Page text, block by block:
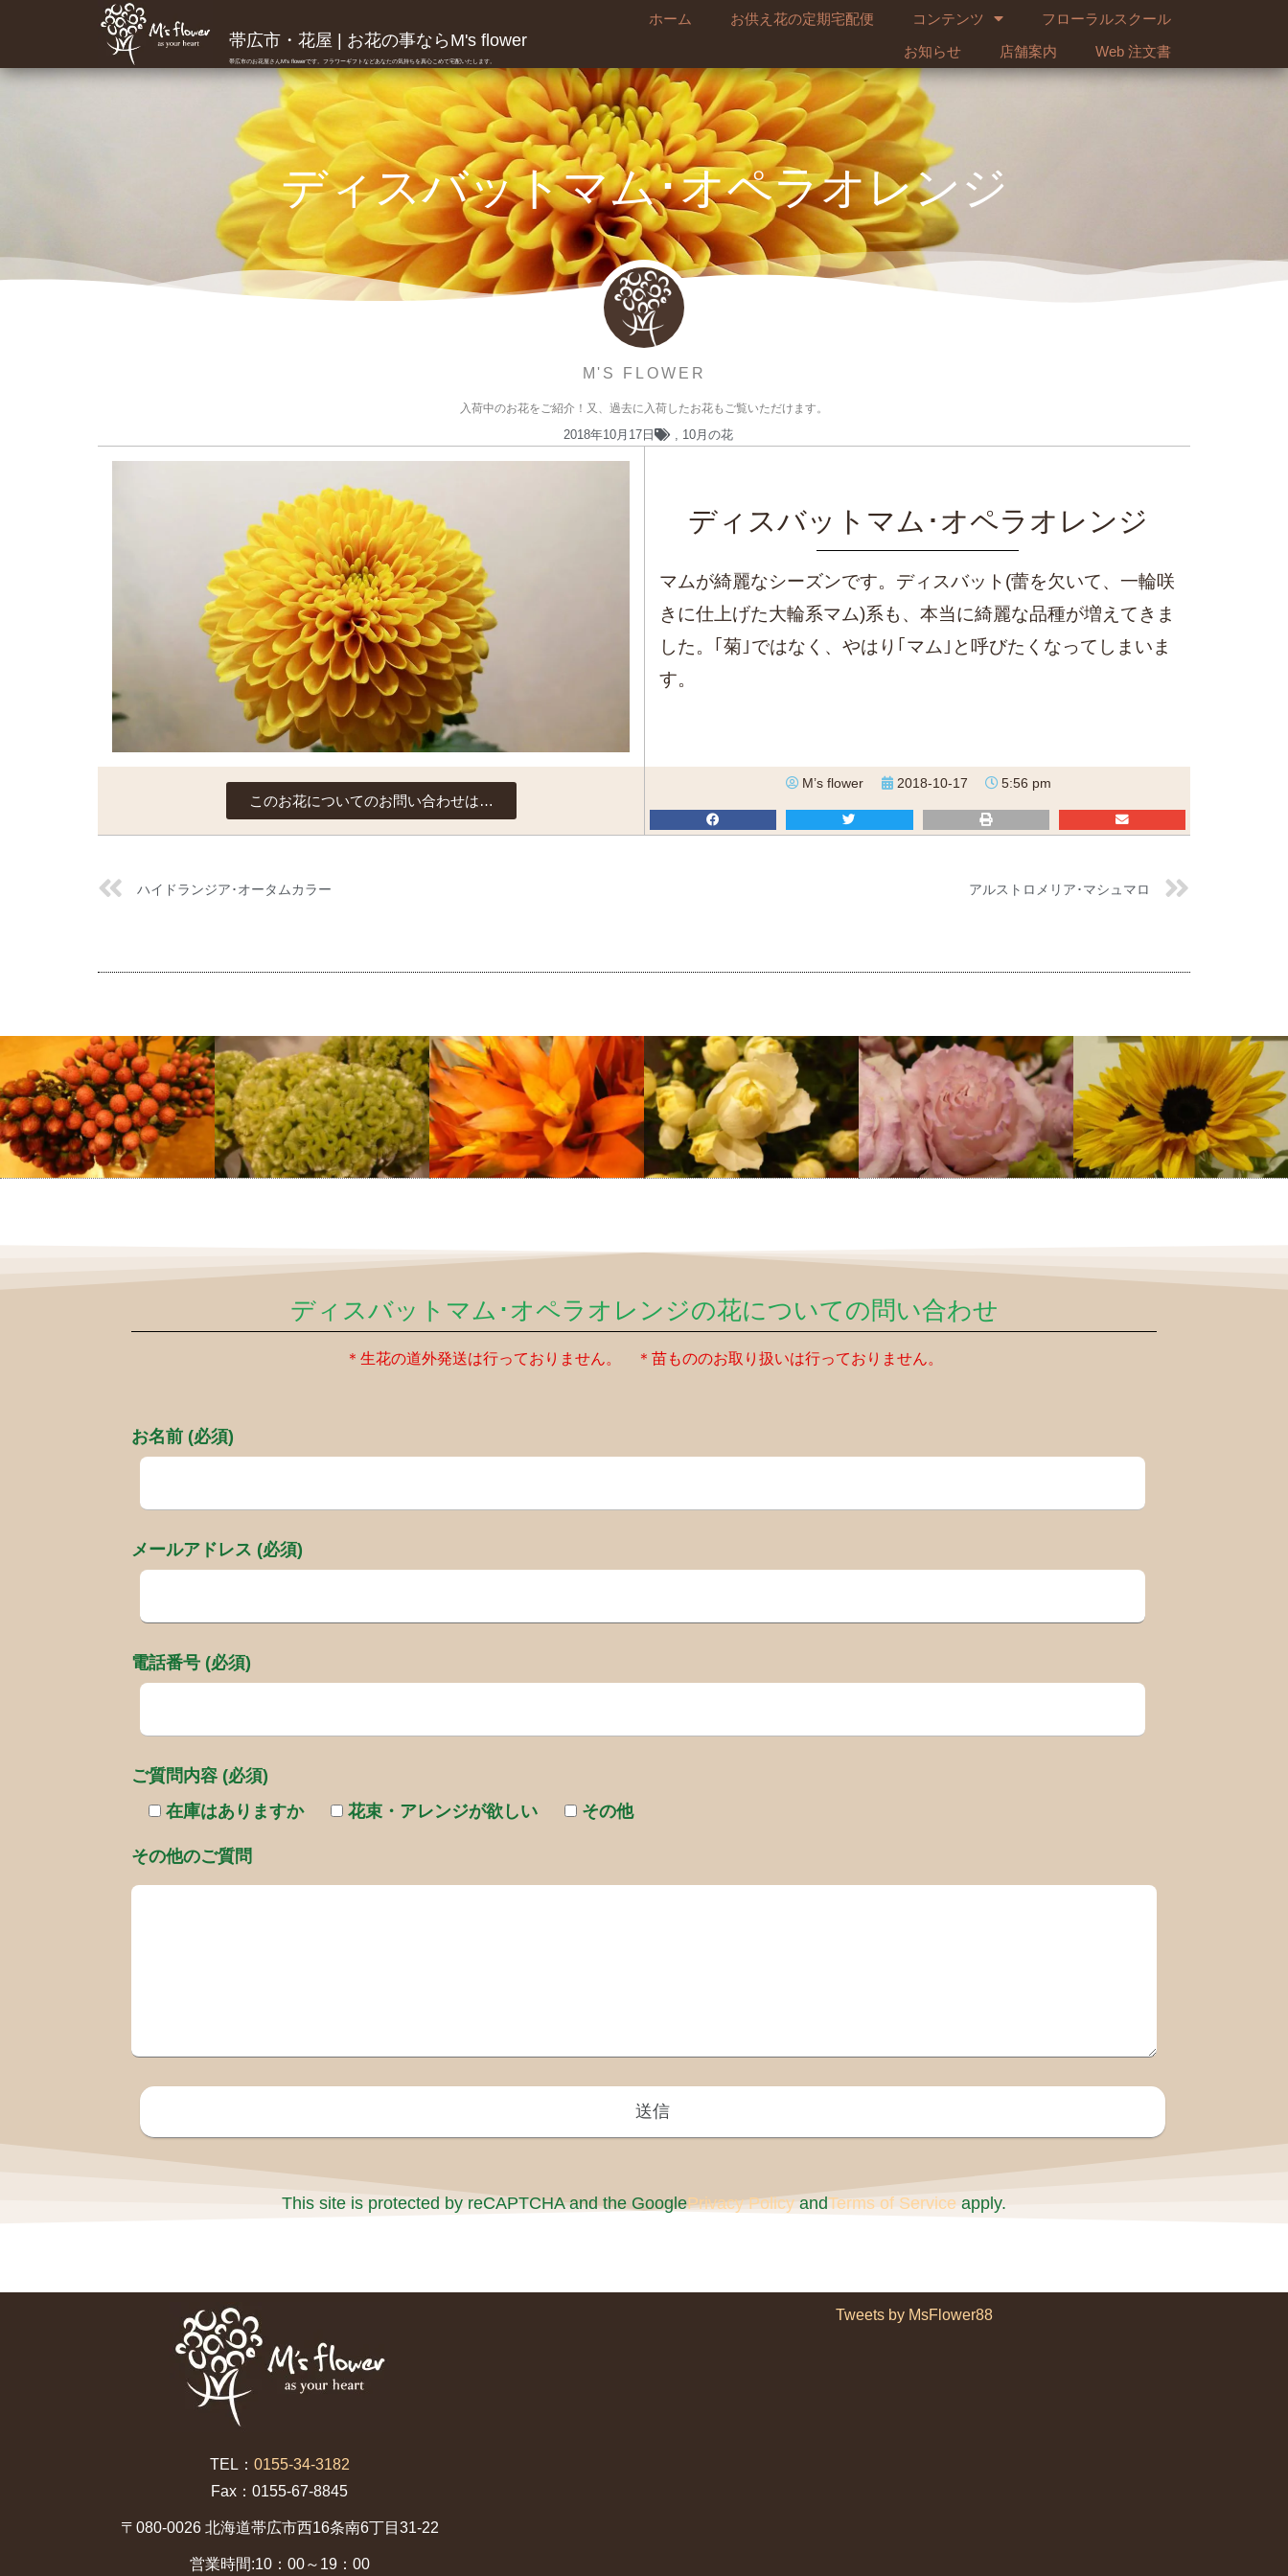
帯広市・花屋 | お花の事ならM's flower
帯広市のお花屋さんM's flowerです。フラワーギフトなどあなたの気持ちを真心こめて宅配いたします。
ホーム お供え花の定期宅配便 コンテンツ
フローラルスクール
お知らせ
店舗案内 Web 注文書
ディスバットマム･オペラオレンジ
M'S FLOWER
入荷中のお花をご紹介！又、過去に入荷したお花もご覧いただけます。
2018年10月17日 10月の花
ディスバットマム･オペラオレンジ
マムが綺麗なシーズンです。ディスバット(蕾を欠いて、一輪咲
きに仕上げた大輪系マム)系も、本当に綺麗な品種が増えてきま
した。｢菊｣ではなく、やはり｢マム｣と呼びたくなってしまいま
す。
このお花についてのお問い合わせは…
M’s flower 2018-10-17 5:56 pm
ハイドランジア･オータムカラー アルストロメリア･マシュマロ
ディスバットマム･オペラオレンジの花についての問い合わせ
＊生花の道外発送は行っておりません。 ＊苗もののお取り扱いは行っておりません。
お名前 (必須)
メールアドレス (必須)
電話番号 (必須)
ご質問内容 (必須)
在庫はありますか
花束・アレンジが欲しい その他
その他のご質問
This site is protected by reCAPTCHA and the GooglePrivacy Policy andTerms of Service apply.
TEL： 0155-34-3182
Fax：0155-67-8845
〒080-0026 北海道帯広市西16条南6丁目31-22
営業時間:10：00～19：00
Tweets by MsFlower88